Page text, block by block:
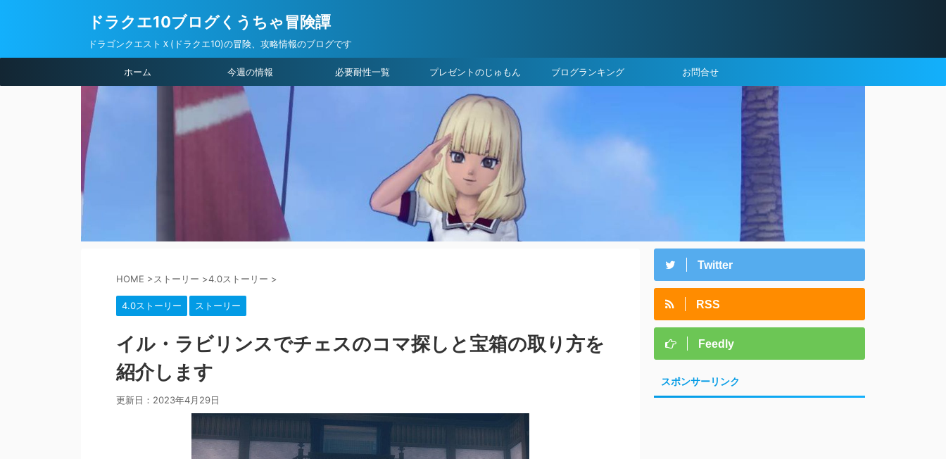
ドラクエ10ブログくうちゃ冒険譚
ドラゴンクエストＸ(ドラクエ10)の冒険、攻略情報のブログです
ホーム 今週の情報 必要耐性一覧 プレゼントのじゅもん ブログランキング お問合せ
HOME >ストーリー >4.0ストーリー >
4.0ストーリー ストーリー
イル・ラビリンスでチェスのコマ探しと宝箱の取り方を
紹介します
更新日： 2023年4月29日
Twitter
RSS
Feedly
スポンサーリンク